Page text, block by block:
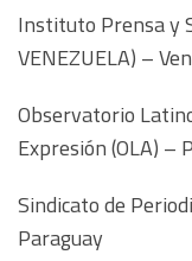
Instituto Prensa y
VENEZUELA) –
Observatorio
Expresión (OLA) –
Sindicato de
Paraguay